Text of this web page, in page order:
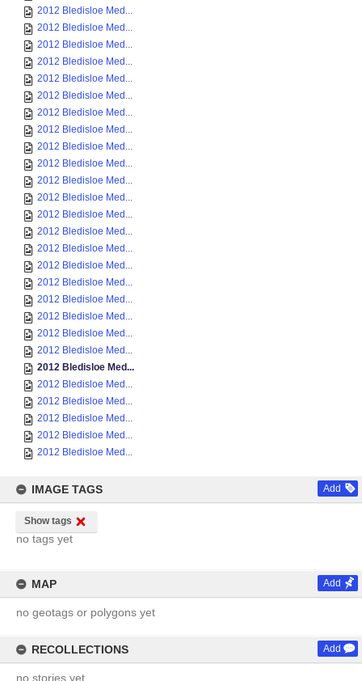
2012 Bledisloe Med...
2012 Bledisloe Med...
2012 Bledisloe Med...
2012 Bledisloe Med...
2012 Bledisloe Med...
2012 Bledisloe Med...
2012 Bledisloe Med...
2012 Bledisloe Med...
2012 Bledisloe Med...
2012 Bledisloe Med...
2012 Bledisloe Med...
2012 Bledisloe Med...
2012 Bledisloe Med...
2012 Bledisloe Med...
2012 Bledisloe Med...
2012 Bledisloe Med...
2012 Bledisloe Med...
2012 Bledisloe Med...
2012 Bledisloe Med...
2012 Bledisloe Med...
2012 Bledisloe Med...
2012 Bledisloe Med...
2012 Bledisloe Med...
2012 Bledisloe Med...
2012 Bledisloe Med...
2012 Bledisloe Med...
2012 Bledisloe Med...
IMAGE TAGS Add
Show tags
no tags yet
MAP Add
no geotags or polygons yet
RECOLLECTIONS Add
no stories yet